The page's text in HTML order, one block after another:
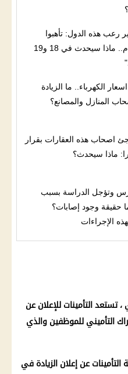
رعب هذه الدول: تأهبوا
واحذروا من القادم.. ماذا سيحدث في 18 و19
الكهرباء.. ما الزيادة
المنازل والمصانع؟
اصحاب هذه العقارات بقرار
ماذا سيحدث؟
وتؤجل الدراسة بسبب
حقيقة وجود إصابات؟
الإجراءات
، تستعد التأمينات للإعلان عن
التأميني للموظفين والذي
التأمينات عن إعلان الزيادة في